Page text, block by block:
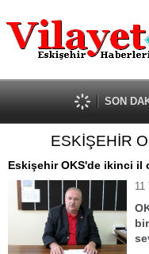
Güncel
Ekonomi
Politika
Eğitim
Spor
Kültür-Sanat
Dünya
Röportaj
Tanıtım Yazısı
SON
ESKİŞEHİR
Eskişehir OKS'de ikinci il
11